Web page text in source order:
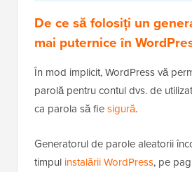
De ce să folosiți un
mai puternice în
În mod implicit, WordPress vă
parolă pentru contul dvs. de
ca parola să fiesigură.
Generatorul de parole aleatorii
timpul instalării WordPress, pe